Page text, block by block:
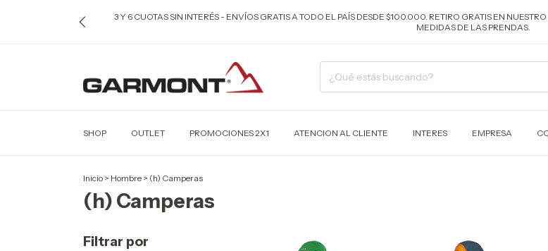
3 Y 6 CUOTAS SIN INTERÉS - ENVÍOS GRATIS A TODO EL PAÍS DESDE $100.000. RETIRO GRATIS EN
MEDIDAS DE LAS PRENDAS.
SHOP OUTLET PROMOCIONES 2X1 ATENCION AL CLIENTE INTERES EMPRESA
Inicio > Hombre > (h) Camperas
(h) Camperas
Filtrar por